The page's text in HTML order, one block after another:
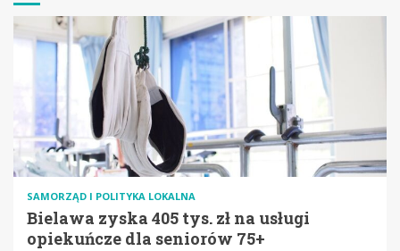
SAMORZĄD I POLITYKA LOKALNA
Bielawa zyska 405 tys. zł na usługi
opiekuńcze dla seniorów 75+